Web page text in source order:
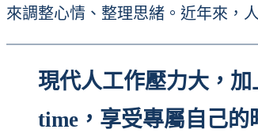
來調整心情、整理思緒。近年來，
現代人工作壓力大，
time，享受專屬自己的